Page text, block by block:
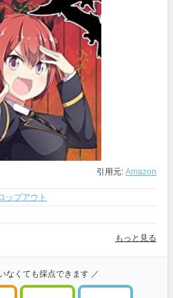
引用元: Amazon
ップアウト
もっと見る
なくても採点できます ／